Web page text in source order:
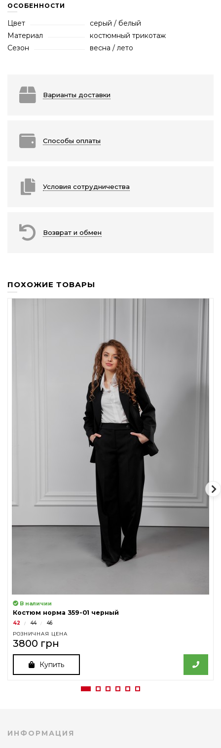
ОСОБЕННОСТИ
Цвет
серый / белый
Материал
костюмный трикотаж
Сезон
весна / лето
Варианты доставки
Способы оплаты
Условия сотрудничества
Возврат и обмен
ПОХОЖИЕ ТОВАРЫ
В наличии
Костюм норма 359-01 черный
42 44 46
РОЗНИЧНАЯ ЦЕНА
3800 грн
Купить
ИНФОРМАЦИЯ